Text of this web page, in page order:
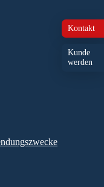
Kontakt
Kunde
werden